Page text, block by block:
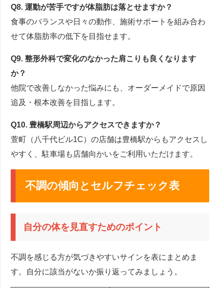
Q8. 運動が苦手ですが体脂肪は落とせますか？
食事のバランスや日々の動作、施術サポートを組み合わ
せて体脂肪率の低下を目指せます。
Q9. 整形外科で変化のなかった肩こりも良くなります
か？
他院で改善しなかった悩みにも、オーダーメイドで原因
追及・根本改善を目指します。
Q10. 豊橋駅周辺からアクセスできますか？
萱町（八千代ビル1C）の店舗は豊橋駅からもアクセスし
やすく、駐車場も店舗向かいをご利用いただけます。
不調の傾向とセルフチェック表
自分の体を見直すためのポイント
不調を感じる方が気づきやすいサインを表にまとめま
す。自分に該当がないか振り返ってみましょう。